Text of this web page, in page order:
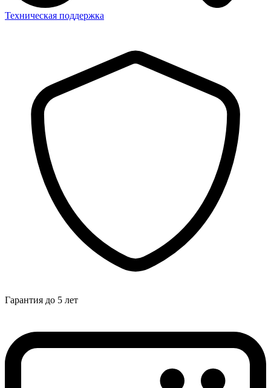
Техническая поддержка
Гарантия до 5 лет